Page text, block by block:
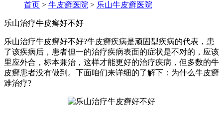
首页 > 牛皮癣医院 > 乐山牛皮癣医院
乐山治疗牛皮癣好不好
乐山治疗牛皮癣好不好?牛皮癣疾病是顽固型疾病的代表，患
了该疾病后，患者但一的治疗疾病表面的症状是不对的，应该
里应外合，标本兼治，这样才能更好的治疗疾病，但多数的牛
皮癣患者没有做到。下面咱们来详细的了解下：为什么牛皮癣
难治疗?